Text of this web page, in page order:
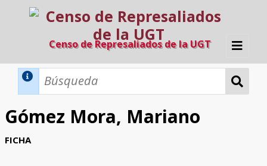
Censo de Represaliados de la UGT
Inicio
Búsqueda Dinámica
Búsqueda Avanzada
Gómez Mora, Mariano
FICHA